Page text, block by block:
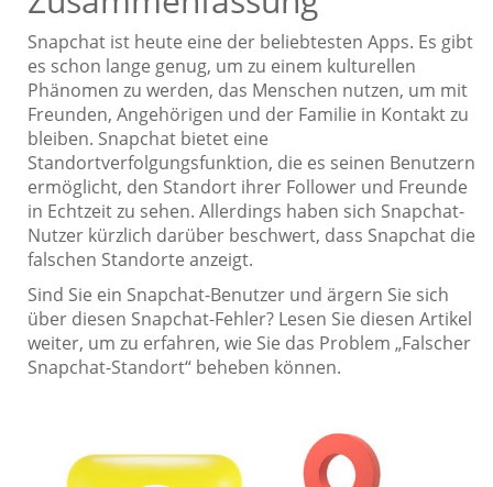
Snapchat ist heute eine der beliebtesten Apps. Es gibt
es schon lange genug, um zu einem kulturellen
Phänomen zu werden, das Menschen nutzen, um mit
Freunden, Angehörigen und der Familie in Kontakt zu
bleiben. Snapchat bietet eine
Standortverfolgungsfunktion, die es seinen Benutzern
ermöglicht, den Standort ihrer Follower und Freunde
in Echtzeit zu sehen. Allerdings haben sich Snapchat-
Nutzer kürzlich darüber beschwert, dass Snapchat die
falschen Standorte anzeigt.
Sind Sie ein Snapchat-Benutzer und ärgern Sie sich
über diesen Snapchat-Fehler? Lesen Sie diesen Artikel
weiter, um zu erfahren, wie Sie das Problem „Falscher
Snapchat-Standort“ beheben können.